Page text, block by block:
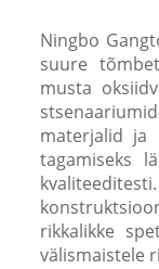
Ningbo
suure
musta
materjalid ja
tagamiseks
rikkalikke
välismaistele